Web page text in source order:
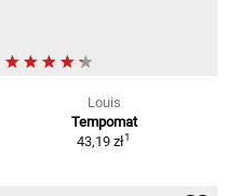
Louis
Tempomat
43,19 zł1